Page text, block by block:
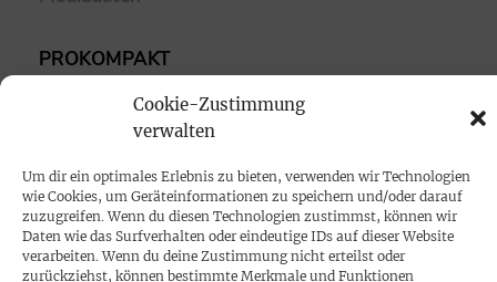
Cookie-Zustimmung
verwalten
Um dir ein optimales Erlebnis zu bieten, verwenden wir Technologien
wie Cookies, um Geräteinformationen zu speichern und/oder darauf
zuzugreifen. Wenn du diesen Technologien zustimmst, können wir
Daten wie das Surfverhalten oder eindeutige IDs auf dieser Website
verarbeiten. Wenn du deine Zustimmung nicht erteilst oder
zurückziehst, können bestimmte Merkmale und Funktionen
PROKOMPAKT
Impressum
Datenschutz
KONTAKT